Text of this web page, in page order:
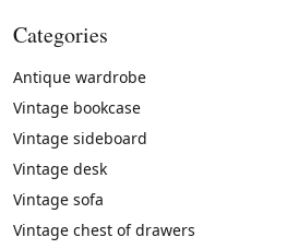
Categories
Antique wardrobe
Vintage bookcase
Vintage sideboard
Vintage desk
Vintage sofa
Vintage chest of drawers